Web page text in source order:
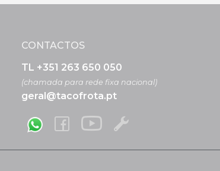
CONTACTOS
TL +351 263 650 050
(chamada para rede fixa nacional)
geral@tacofrota.pt